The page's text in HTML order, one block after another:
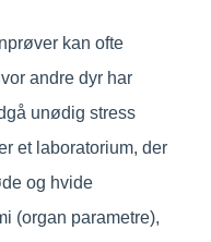
kan ofte
andre dyr har
unødig stress
et laboratorium, der
og hvide
(organ parametre),